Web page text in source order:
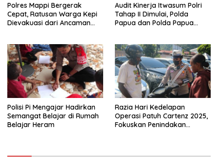
Polres Mappi Bergerak
Cepat, Ratusan Warga Kepi
Dievakuasi dari Ancaman
Audit Kinerja Itwasum Polri
Tahap II Dimulai, Polda
Papua dan Polda Papua
Akuntabilitas
Polisi Pi Mengajar Hadirkan
Semangat Belajar di Rumah
Belajar Heram
Razia Hari Kedelapan
Operasi Patuh Cartenz 2025,
Fokuskan Penindakan